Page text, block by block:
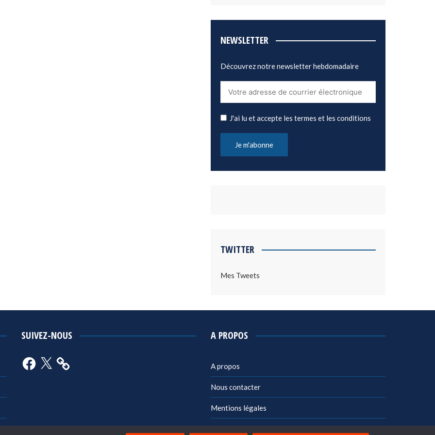
NEWSLETTER
Découvrez notre newsletter hebdomadaire
J'ai lu et accepte les termes et les conditions
TWITTER
Mes Tweets
SUIVEZ-NOUS
Facebook
X
A PROPOS
A propos
Nous contacter
Mentions légales
Politique de confidentialité